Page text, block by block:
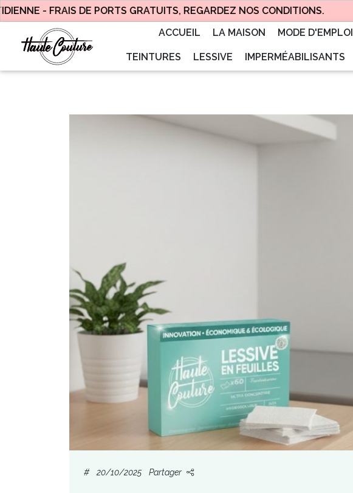
-FRAIS DE PORTS GRATUITS, REGARDEZ NOS CONDITIONS.
ACCUEIL
LA MAISON MODE D'EMPLOI
TEINTURES LESSIVE IMPERMÉABILISANTS
# 20/10/2025 Partager